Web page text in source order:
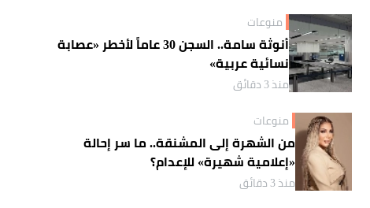
منوعات
أنوثة سامة.. السجن 30 عاماً لأخطر «عصابة
نسائية عربية»
منذ 3 دقائق
منوعات
من الشهرة إلى المشنقة.. ما سر إحالة
«إعلامية شهيرة» للإعدام؟
منذ 3 دقائق